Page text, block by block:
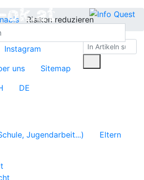
Risiken reduzieren
Instagram
uns
Sitemap
DE
Jugendarbeit...)
Eltern